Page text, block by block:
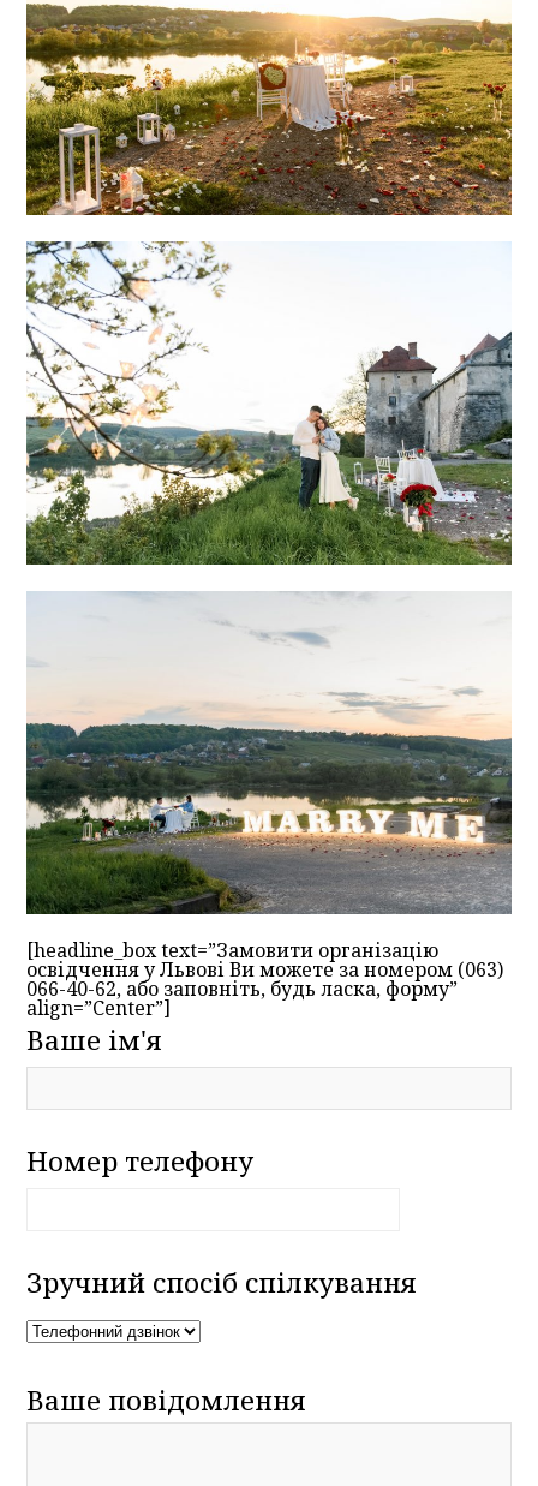
[headline_box text=”Замовити організацію
освідчення у Львові Ви можете за номером (063)
066-40-62, або заповніть, будь ласка, форму”
align=”Center”]
Ваше ім'я
Номер телефону
Зручний спосіб спілкування
Ваше повідомлення